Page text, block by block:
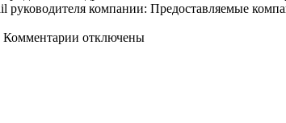
компании: Предоставляемые
Комментарии котключены